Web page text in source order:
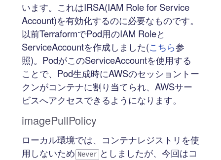
います。これはIRSA(IAM Role for Service
Account)を有効化するのに必要なものです。
以前TerraformでPod用のIAM Roleと
ServiceAccountを作成しました(こちら参
照)。PodがこのServiceAccountを使用する
ことで、Pod生成時にAWSのセッショントー
クンがコンテナに割り当てられ、AWSサー
ビスへアクセスできるようになります。
imagePullPolicy
ローカル環境では、コンテナレジストリを使
用しないため Never としましたが、今回はコ